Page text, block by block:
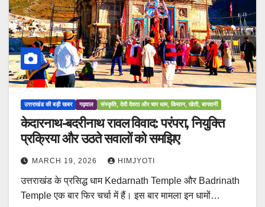
उत्तराखंड की बड़ी खबर गढ़वाल संस्कृति, देवी देवता और चार धाम, किसान, खेती, बागवानी
केदारनाथ-बदरीनाथ रावल विवाद: परंपरा, नियुक्ति
प्रक्रिया और उठते सवालों को समझिए
MARCH 19, 2026 HIMJYOTI
उत्तराखंड के प्रसिद्ध धाम Kedarnath Temple और Badrinath
Temple एक बार फिर चर्चा में हैं। इस बार मामला इन धामों…